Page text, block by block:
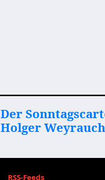
Der
Holger Weyrauch
RSS-Feeds